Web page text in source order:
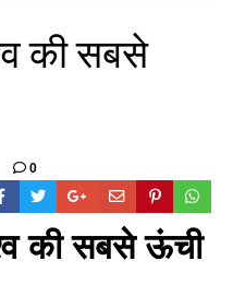
की सबसे
0
की सबसे ऊंची